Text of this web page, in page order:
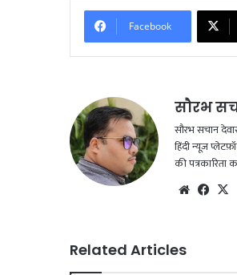
Facebook
सौरभ
सौरभ सचान
हिंदी न्यूज़
की पत्रकारिता
Website
Related Articles